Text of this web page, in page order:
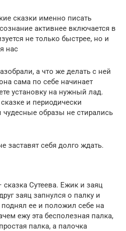
сказки именно писать
активнее включается в
не только быстрее, но и
нас
а что же делать с ней
сама по себе начинает
установку на нужный лад.
и периодически
чудесные образы не стирались
заставят себя долго ждать.
Сутеева. Ежик и заяц
заяц запнулся о палку и
поднял ее и положил себе на
ежу эта бесполезная палка,
палка, а палочка